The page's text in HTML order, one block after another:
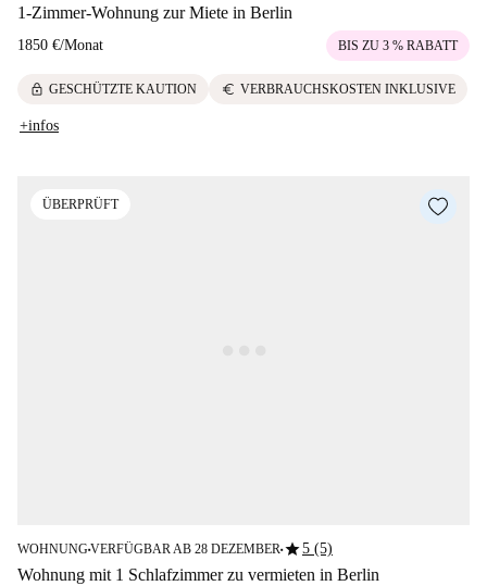
1-Zimmer-Wohnung zur Miete in Berlin
1850 €/Monat BIS ZU 3 % RABATT
lock GESCHÜTZTE KAUTION euro VERBRAUCHSKOSTEN INKLUSIVE
+infos
ÜBERPRÜFT
WOHNUNG■VERFÜGBAR AB 28 DEZEMBER■star5 (5)
Wohnung mit 1 Schlafzimmer zu vermieten in Berlin